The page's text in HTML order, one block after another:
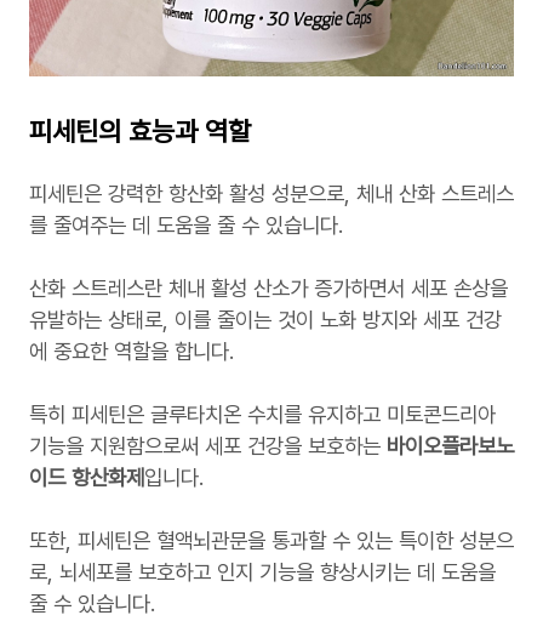
피세틴의 효능과 역할
피세틴은 강력한 항산화 활성 성분으로, 체내 산화 스트레스
를 줄여주는 데 도움을 줄 수 있습니다.
산화 스트레스란 체내 활성 산소가 증가하면서 세포 손상을
유발하는 상태로, 이를 줄이는 것이 노화 방지와 세포 건강
에 중요한 역할을 합니다.
특히 피세틴은 글루타치온 수치를 유지하고 미토콘드리아
기능을 지원함으로써 세포 건강을 보호하는 바이오플라보노
이드 항산화제 입니다.
또한, 피세틴은 혈액뇌관문을 통과할 수 있는 특이한 성분으
로, 뇌세포를 보호하고 인지 기능을 향상시키는 데 도움을
줄 수 있습니다.